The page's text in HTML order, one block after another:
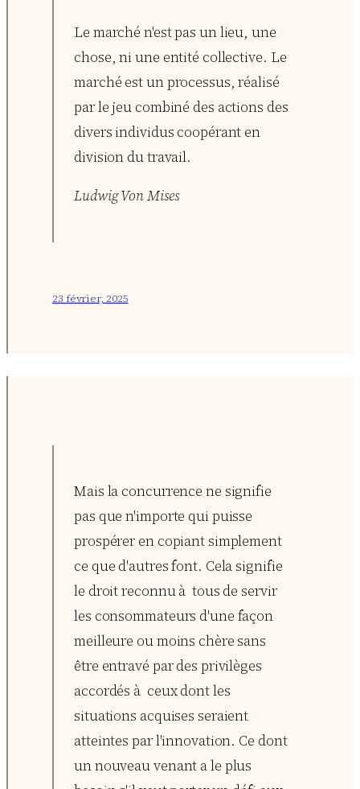
Le marché n'est pas un lieu, une
chose, ni une entité collective. Le
marché est un processus, réalisé
par le jeu combiné des actions des
divers individus coopérant en
division du travail.
Ludwig Von Mises
23 février, 2025
Mais la concurrence ne signifie
pas que n'importe qui puisse
prospérer en copiant simplement
ce que d'autres font. Cela signifie
le droit reconnu à tous de servir
les consommateurs d'une façon
meilleure ou moins chère sans
être entravé par des privilèges
accordés à ceux dont les
situations acquises seraient
atteintes par l'innovation. Ce dont
un nouveau venant a le plus